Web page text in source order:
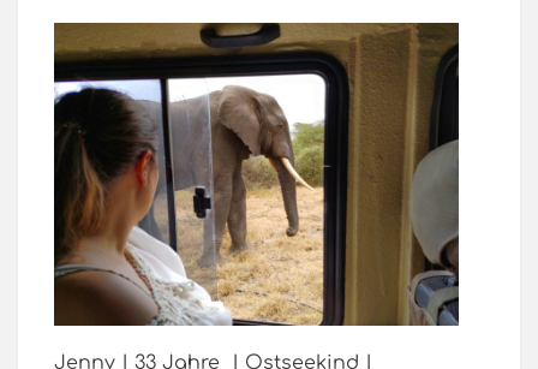
Jenny | 33 Jahre | Ostseekind |